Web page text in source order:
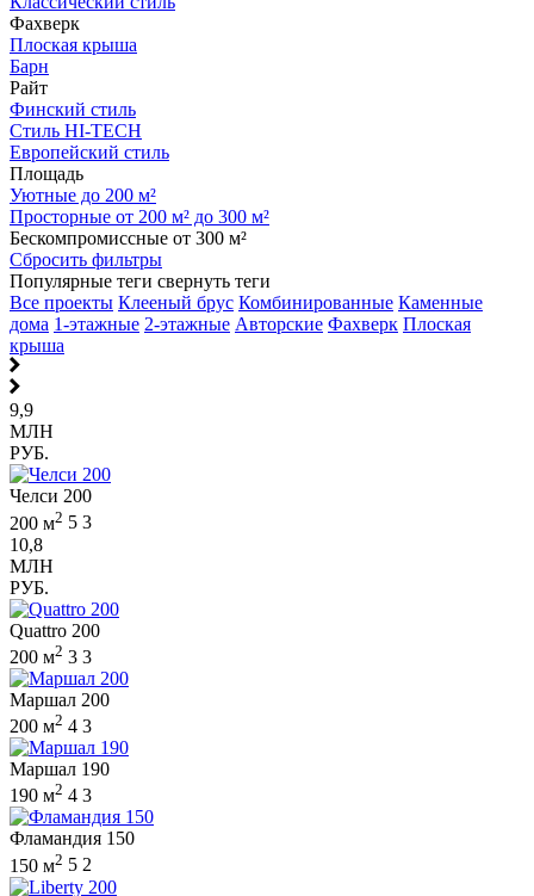
Фахверк
Плоская крыша
Барн
Райт
Финский стиль
Стиль HI-TECH
Европейский стиль
Площадь
Уютные до 200 м²
Просторные от 200 м² до 300 м²
Бескомпромиссные от 300 м²
Сбросить фильтры
Популярные теги свернуть теги
Все проекты Клееный брус Комбинированные Каменные
дома 1-этажные 2-этажные Авторские Фахверк Плоская
крыша
9,9
МЛН
РУБ.
Челси 200
200 м2 5 3
10,8
МЛН
РУБ.
Quattro 200
200 м2 3 3
Маршал 200
200 м2 4 3
Маршал 190
190 м2 4 3
Фламандия 150
150 м2 5 2